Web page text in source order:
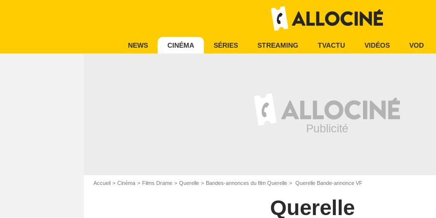
NEWS CINÉMA SÉRIES STREAMING TVACTU VIDÉOS VOD
Accueil Cinéma Films Drame Querelle Bandes-annonces du film Querelle Querelle Bande-annonce VF
Querelle